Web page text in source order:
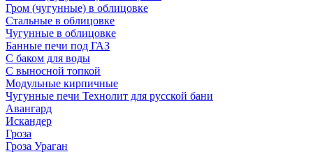
Гром (чугунные) в облицовке
Стальные в облицовке
Чугунные в облицовке
Банные печи под ГАЗ
С баком для воды
С выносной топкой
Модульные кирпичные
Чугунные печи Технолит для русской бани
Авангард
Искандер
Гроза
Гроза Ураган